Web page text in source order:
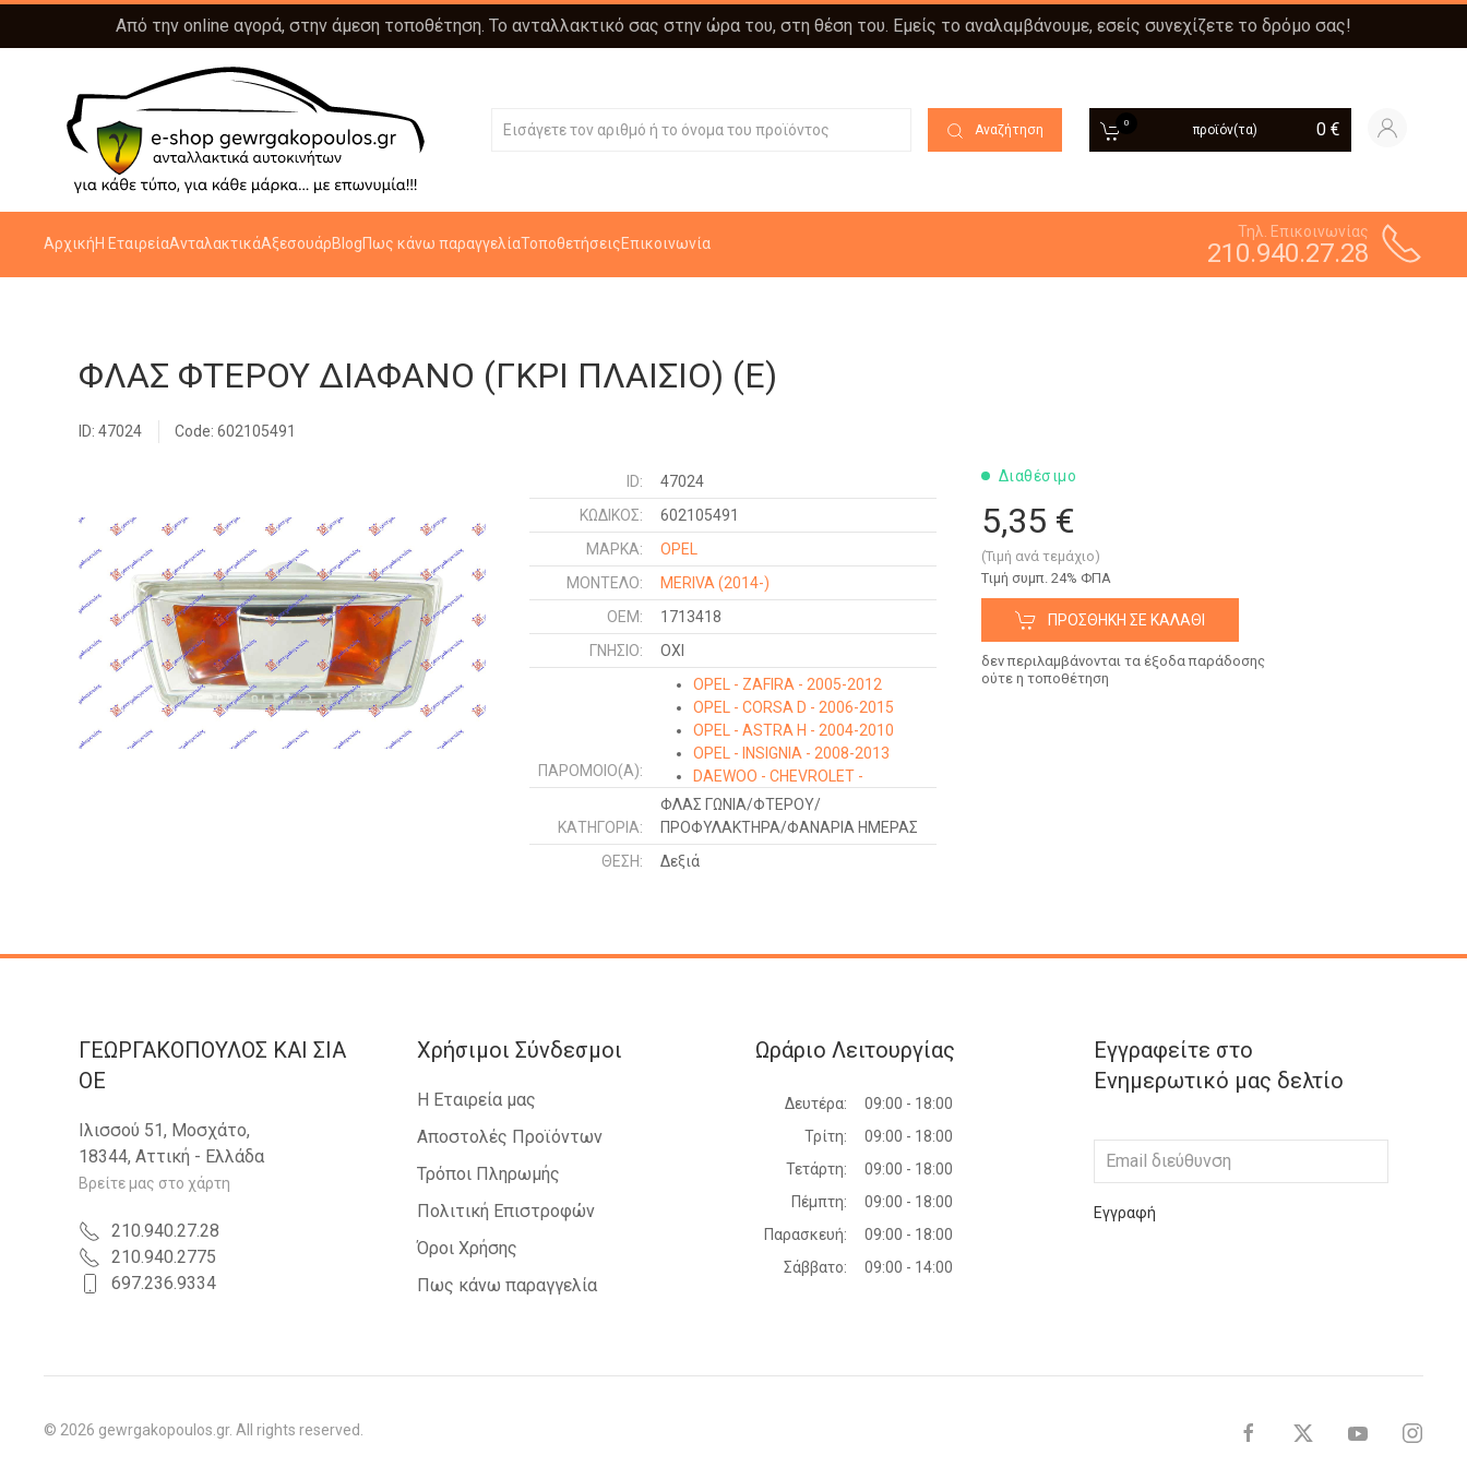
Από την online αγορά, στην άμεση τοποθέτηση. Το ανταλλακτικό σας στην ώρα του, στη θέση του. Εμείς το αναλαμβάνουμε, εσείς συνεχίζετε το δρόμο σας!
Αναζήτηση 0 προϊόν(τα) 0 €
ΑρχικήΗ ΕταιρείαΑνταλακτικάΑξεσουάρBlogΠως κάνω παραγγελίαΤοποθετήσειςΕπικοινωνία
Τηλ. Επικοινωνίας
210.940.27.28
ΦΛΑΣ ΦΤΕΡΟΥ ΔΙΑΦΑΝΟ (ΓΚΡΙ ΠΛΑΙΣΙΟ) (Ε)
ID: 47024 Code: 602105491
ID:
47024
ΚΩΔΙΚΌΣ:
602105491
ΜΑΡΚΑ:
OPEL
ΜΟΝΤΕΛΟ:
MERIVA (2014-)
OEM:
1713418
ΓΝΉΣΙΟ:
ΟΧΙ
ΠΑΡΌΜΟΙΟ(Α):
OPEL - ZAFIRA - 2005-2012
OPEL - CORSA D - 2006-2015
OPEL - ASTRA H - 2004-2010
OPEL - INSIGNIA - 2008-2013
DAEWOO - CHEVROLET -
CHEVROLET CRUZE - 2009-2013
DAEWOO - CHEVROLET -
CHEVROLET ORLANDO - 2011-
OPEL - MERIVA - 2010-2014
OPEL - CORSA E - 2015-2019
ΚΑΤΗΓΟΡΊΑ:
ΦΛΑΣ ΓΩΝΙΑ/ΦΤΕΡΟΥ/
ΠΡΟΦΥΛΑΚΤΗΡΑ/ΦΑΝΑΡΙΑ ΗΜΕΡΑΣ
ΘΈΣΗ:
Δεξιά
Διαθέσιμο
5,35 €
(Τιμή ανά τεμάχιο)
Tιμή συμπ. 24% ΦΠΑ
ΠΡΟΣΘΉΚΗ ΣΕ ΚΑΛΆΘΙ
δεν περιλαμβάνονται τα έξοδα παράδοσης
ούτε η τοποθέτηση
ΓΕΩΡΓΑΚΟΠΟΥΛΟΣ KAI ΣΙΑ
OE
Ιλισσού 51, Μοσχάτο,
18344, Αττική - Ελλάδα
Βρείτε μας στο χάρτη
210.940.27.28
210.940.2775
697.236.9334
Χρήσιμοι Σύνδεσμοι
Η Εταιρεία μας
Αποστολές Προϊόντων
Τρόποι Πληρωμής
Πολιτική Επιστροφών
Όροι Χρήσης
Πως κάνω παραγγελία
Ωράριο Λειτουργίας
Δευτέρα:
09:00 - 18:00
Τρίτη:
09:00 - 18:00
Τετάρτη:
09:00 - 18:00
Πέμπτη:
09:00 - 18:00
Παρασκευή:
09:00 - 18:00
Σάββατο:
09:00 - 14:00
Εγγραφείτε στο
Ενημερωτικό μας δελτίο
Εγγραφή
© 2026 gewrgakopoulos.gr. All rights reserved.